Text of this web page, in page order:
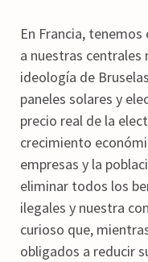
En Francia,
a nuestras centrales
ideología de
paneles solares y
precio real de la
crecimiento
empresas y la
eliminar todos los
ilegales y nuestra
curioso que,
obligados a reducir